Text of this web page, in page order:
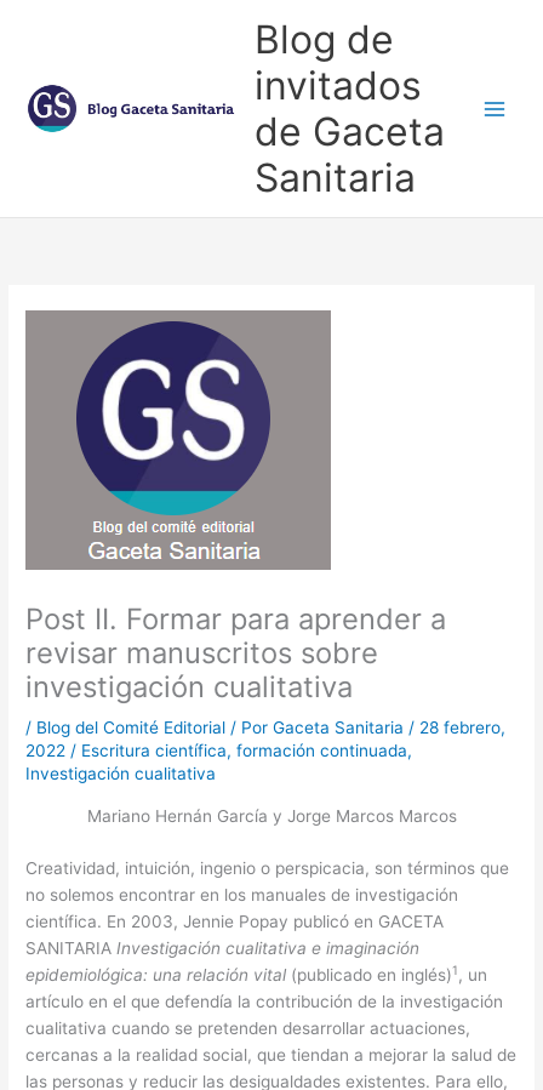
Blog de
invitados
de Gaceta
Sanitaria
Post II. Formar para aprender a
revisar manuscritos sobre
investigación cualitativa
/ Blog del Comité Editorial / PorGaceta Sanitaria / 28 febrero,
2022 / Escritura científica,formación continuada,
Investigación cualitativa
Mariano Hernán García y Jorge Marcos Marcos
Creatividad, intuición, ingenio o perspicacia, son términos que
no solemos encontrar en los manuales de investigación
científica. En 2003, Jennie Popay publicó en GACETA
SANITARIAInvestigación cualitativa e imaginación
epidemiológica: una relación vital (publicado en inglés)1, un
artículo en el que defendía la contribución de la investigación
cualitativa cuando se pretenden desarrollar actuaciones,
cercanas a la realidad social, que tiendan a mejorar la salud de
las personas y reducir las desigualdades existentes. Para ello,